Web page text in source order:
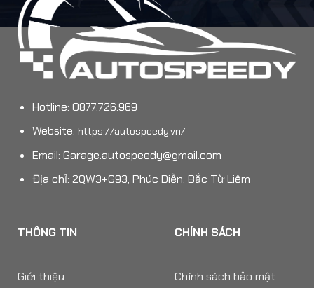
Hotline: 0877.726.969
Website: https://autospeedy.vn/
Email: Garage.autospeedy@gmail.com
Địa chỉ: 2QW3+G93, Phúc Diễn, Bắc Từ Liêm
THÔNG TIN
Giới thiệu
CHÍNH SÁCH
Chính sách bảo mật